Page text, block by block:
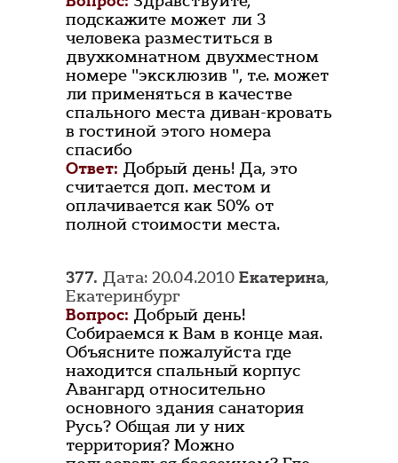
подскажите может ли 3
человека разместиться в
двухкомнатном двухместном
номере "эксклюзив ", т.е. может
ли применяться в качестве
спального места диван-кровать
в гостиной этого номера
спасибо
Ответ: Добрый день! Да, это
считается доп. местом и
оплачивается как 50% от
полной стоимости места.
377. Дата: 20.04.2010 Екатерина,
Екатеринбург
Вопрос: Добрый день!
Собираемся к Вам в конце мая.
Объясните пожалуйста где
находится спальный корпус
Авангард относительно
основного здания санатория
Русь? Общая ли у них
территория? Можно